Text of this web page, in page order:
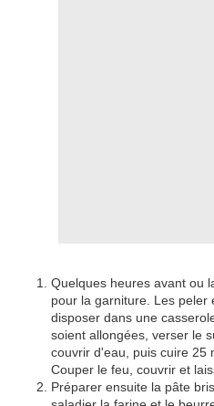
Quelques heures avant ou
pour la garniture. Les peler
disposer dans une
soient allongées, verser le
couvrir d'eau, puis cuire 25
Couper le feu, couvrir et
Préparer ensuite la pâte